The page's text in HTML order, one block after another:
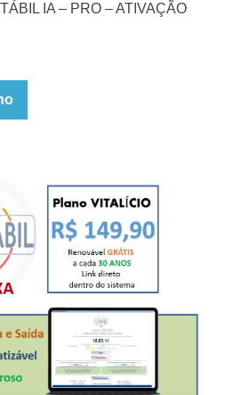
IA – PRO – ATIVAÇÃO